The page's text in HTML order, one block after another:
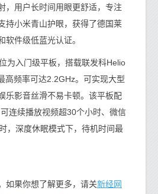
，用户长时间用眼更舒适，专注
持小米青山护眼，获得了德国莱
软件级低蓝光认证。
入门级平板，搭载联发科Helio
高频率可达2.2GHz。可实现大型
乐影音丝滑不易卡顿。该平板配
连续播放视频超30个小时、微信
，深度休眠模式下，待机时间最
如果你想了解更多，请关新经网